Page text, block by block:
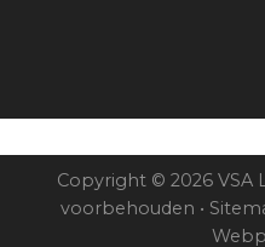
Copyright © 2026 VSA
voorbehouden •